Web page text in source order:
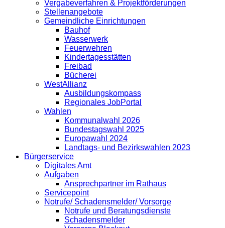
Vergabeverfahren & Projektförderungen
Stellenangebote
Gemeindliche Einrichtungen
Bauhof
Wasserwerk
Feuerwehren
Kindertagesstätten
Freibad
Bücherei
WestAllianz
Ausbildungskompass
Regionales JobPortal
Wahlen
Kommunalwahl 2026
Bundestagswahl 2025
Europawahl 2024
Landtags- und Bezirkswahlen 2023
Bürgerservice
Digitales Amt
Aufgaben
Ansprechpartner im Rathaus
Servicepoint
Notrufe/ Schadensmelder/ Vorsorge
Notrufe und Beratungsdienste
Schadensmelder